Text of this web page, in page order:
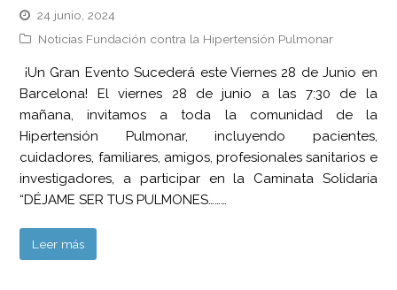
24 junio, 2024
Noticias Fundación contra la Hipertensión Pulmonar
¡Un Gran Evento Sucederá este Viernes 28 de Junio en
Barcelona! El viernes 28 de junio a las 7:30 de la
mañana, invitamos a toda la comunidad de la
Hipertensión Pulmonar, incluyendo pacientes,
cuidadores, familiares, amigos, profesionales sanitarios e
investigadores, a participar en la Caminata Solidaria
“DÉJAME SER TUS PULMONES………
Leer más